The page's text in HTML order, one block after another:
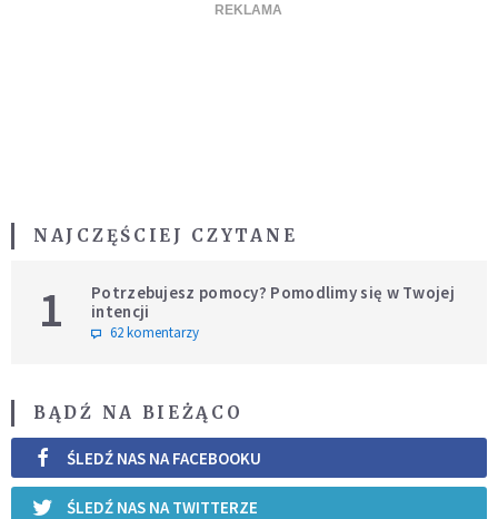
NAJCZĘŚCIEJ CZYTANE
1
Potrzebujesz pomocy? Pomodlimy się w Twojej
intencji
62 komentarzy
BĄDŹ NA BIEŻĄCO
ŚLEDŹ NAS NA FACEBOOKU
ŚLEDŹ NAS NA TWITTERZE